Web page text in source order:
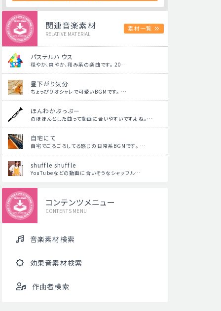
関連音楽素材
RELATIVE MATERIAL
素材一覧
パステルハウス
穏やか、爽やか、和み系の楽曲です。 20…
昼下がり気分
ちょっぴりオシャレで可愛いBGMです。 …
ほんわかぷっぷー
のほほんとした曲って動画に合いやすいですよね。…
自宅にて
自宅でごろごろしてる感じの日常系BGMです。 …
shuffle shuffle
YouTubeなどの動画に合いそうなシャッフル…
コンテンツメニュー
CONTENTS MENU
音楽素材検索
効果音素材検索
作曲者検索